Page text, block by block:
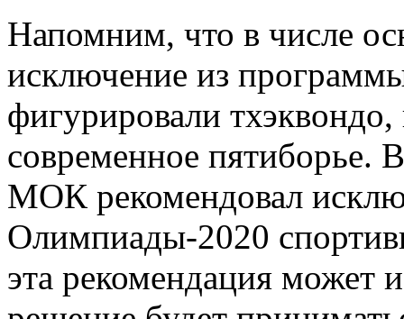
Напомним, что в числе
исключение из
фигурировали
современное пятиборье.
МОК рекомендовал
Олимпиады-2020
эта рекомендация может